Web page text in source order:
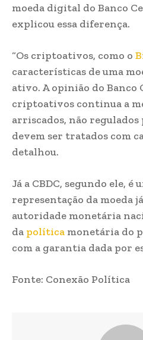
moeda digital do Banco
explicou essa diferença.
“Os criptoativos, como o
características de uma
ativo. A opinião do Banco
criptoativos continua a
arriscados, não regulados
devem ser tratados com
detalhou.
Já a CBDC, segundo ele, é
representação da moeda
autoridade monetária
da política monetária do
com a garantia dada por
Fonte: Conexão Política